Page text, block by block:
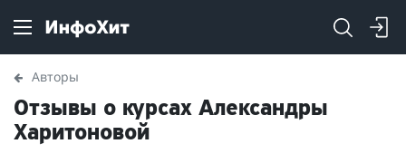
Авторы
Отзывы о курсах Александры
Харитоновой